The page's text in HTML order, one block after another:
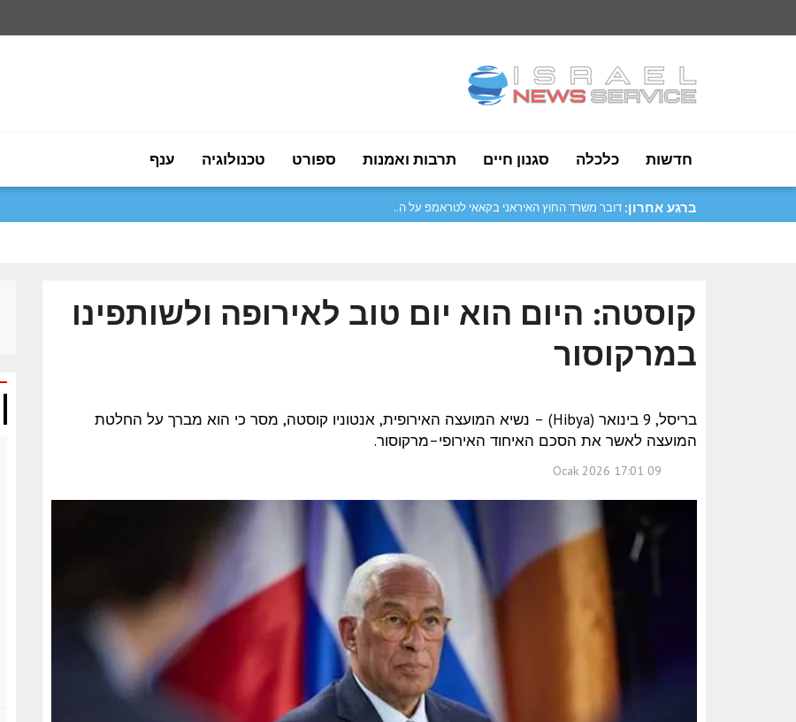
ענף טכנולוגיה ספורט תרבות ואמנות סגנון חיים כלכלה חדשות
ברגע אחרון: סער: נמשיך לחזק את היחסים עם ארגנטינה..
קוסטה: היום הוא יום טוב לאירופה ולשותפינו
במרקוסור
בריסל, 9 בינואר (Hibya) – נשיא המועצה האירופית, אנטוניו קוסטה, מסר כי הוא מברך על החלטת
המועצה לאשר את הסכם האיחוד האירופי–מרקוסור.
09 Ocak 2026 17:01